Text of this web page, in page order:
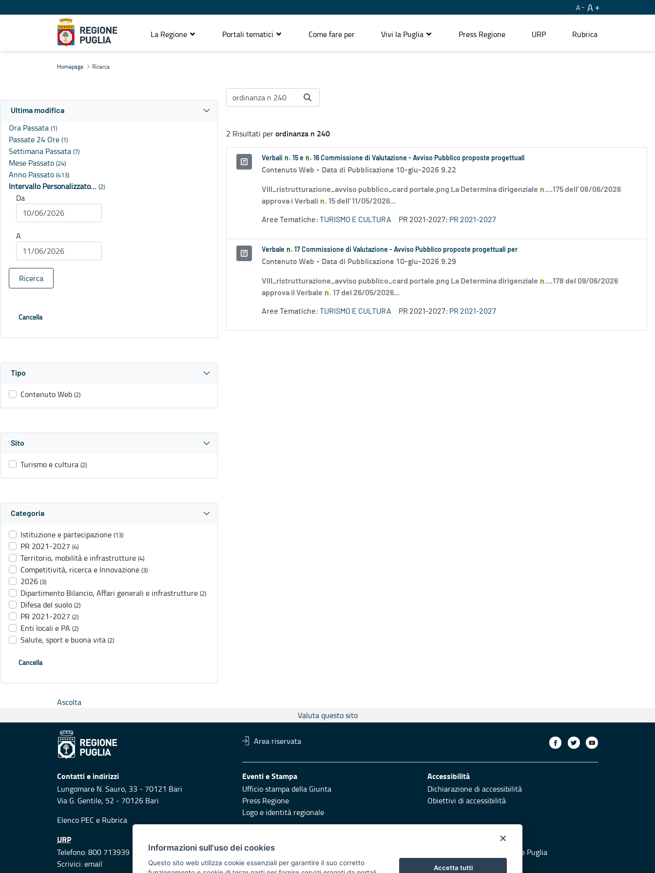
A A
La Regione Portali tematici Come fare per Vivi la Puglia Press Regione URP Rubrica
Homepage Ricerca
Ultima modifica
Ora Passata (1)
Passate 24 Ore (1)
Settimana Passata (7)
Mese Passato (24)
Anno Passato (413)
Intervallo Personalizzato… (2)
Da
A
Ricerca
Cancella
Tipo
Contenuto Web (2)
Sito
Turismo e cultura (2)
Categoria
Istituzione e partecipazione (13)
PR 2021-2027 (4)
Territorio, mobilità e infrastrutture (4)
Competitività, ricerca e Innovazione (3)
2026 (3)
Dipartimento Bilancio, Affari generali e infrastrutture (2)
Difesa del suolo (2)
PR 2021-2027 (2)
Enti locali e PA (2)
Salute, sport e buona vita (2)
Cancella
2 Risultati perordinanza n 240
Verbali n . 15 e n . 16 Commissione di Valutazione - Avviso Pubblico proposte progettuali
Contenuto Web - Data di Pubblicazione 10-giu-2026 9.22
VIII_ristrutturazione_avviso pubblico_card portale.png La Determina dirigenziale n....175 dell' 08/06/2026
approva i Verbali n. 15 dell' 11/05/2026...
Aree Tematiche: TURISMO E CULTURA PR 2021-2027: PR 2021-2027
Verbale n . 17 Commissione di Valutazione - Avviso Pubblico proposte progettuali per
Contenuto Web - Data di Pubblicazione 10-giu-2026 9.29
VIII_ristrutturazione_avviso pubblico_card portale.png La Determina dirigenziale n....178 del 09/06/2026
approva il Verbale n. 17 del 26/05/2026...
Aree Tematiche: TURISMO E CULTURA PR 2021-2027: PR 2021-2027
Ascolta
Valuta questo sito
Area riservata
Contatti e indirizzi
Lungomare N. Sauro, 33 - 70121 Bari
Via G. Gentile, 52 - 70126 Bari
Elenco PEC e Rubrica
Eventi e Stampa
Ufficio stampa della Giunta
Press Regione
Logo e identità regionale
Accessibilità
Dichiarazione di accessibilità
Obiettivi di accessibilità
URP
Telefono: 800 713939
Scrivici:email
Responsabili di pubblicazione Vai al sito di Protezione Civile Puglia
×
Informazioni sull'uso dei cookies
Questo sito web utilizza cookie essenziali per garantire il suo corretto
Accetta tutti